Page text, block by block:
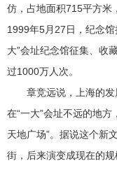
仿，占地面积715平方米
1999年5月27日，纪念
大”会址纪念馆征集、收
过1000万人次。
章竞远说，上海的发
在“一大”会址不远的地
天地广场”。据说这个新
街，后来演变成现在的